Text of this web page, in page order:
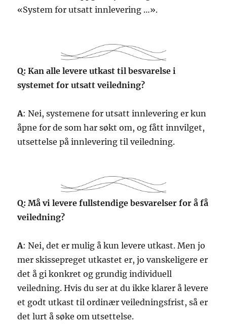
«System for utsatt innlevering …».
Q: Kan alle levere utkast til besvarelse i
systemet for utsatt veiledning?
A: Nei, systemene for utsatt innlevering er kun
åpne for de som har søkt om, og fått innvilget,
utsettelse på innlevering til veiledning.
Q: Må vi levere fullstendige besvarelser for å få
veiledning?
A: Nei, det er mulig å kun levere utkast. Men jo
mer skissepreget utkastet er, jo vanskeligere er
det å gi konkret og grundig individuell
veiledning. Hvis du ser at du ikke klarer å levere
et godt utkast til ordinær veiledningsfrist, så er
det lurt å søke om utsettelse.